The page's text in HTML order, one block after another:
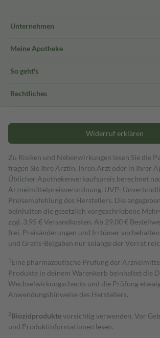
Unternehmen
Meine Apotheke
So geht's
Rechtliches
Widerruf erklären
Zu Risiken und Nebenwirkungen lesen Sie die
fragen Sie Ihre Ärztin, Ihren Arzt oder in Ihrer
Üblicher Apothekenverkaufspreis berechnet
Arzneimittelpreisverordnung. UVP:
Preisempfehlung des Herstellers. Die
beinhalten die gesetzlich vorgeschriebene
zzgl. 3,95 € Versandkosten. Ab 29,00 €
frei. Preisänderungen und Irrtümer
und Gratis-Beigaben nur solange der Vorrat
1 Eine pharmazeutische Prüfung der
Produkte in deinem Warenkorb beinhaltet die
Wechselwirkungschecks und die Prüfung
Anwendungshinweise des Herstellers.
2Biozidproduktevorsichtig verwenden. Vor
und Produktinformationen lesen.